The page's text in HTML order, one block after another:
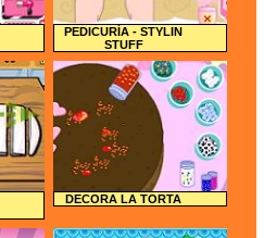
PEDICURÍA - STYLIN
STUFF
DECORA LA TORTA